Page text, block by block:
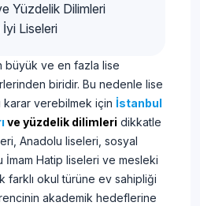
Yüzdelik Dilimleri
İyi Liseleri
büyük ve en fazla lise
biridir. Bu nedenle lise
verebilmek için İstanbul
ve yüzdelik dilimleri dikkatle
Anadolu liseleri, sosyal
İmam Hatip liseleri ve mesleki
farklı okul türüne ev sahipliği
akademik hedeflerine